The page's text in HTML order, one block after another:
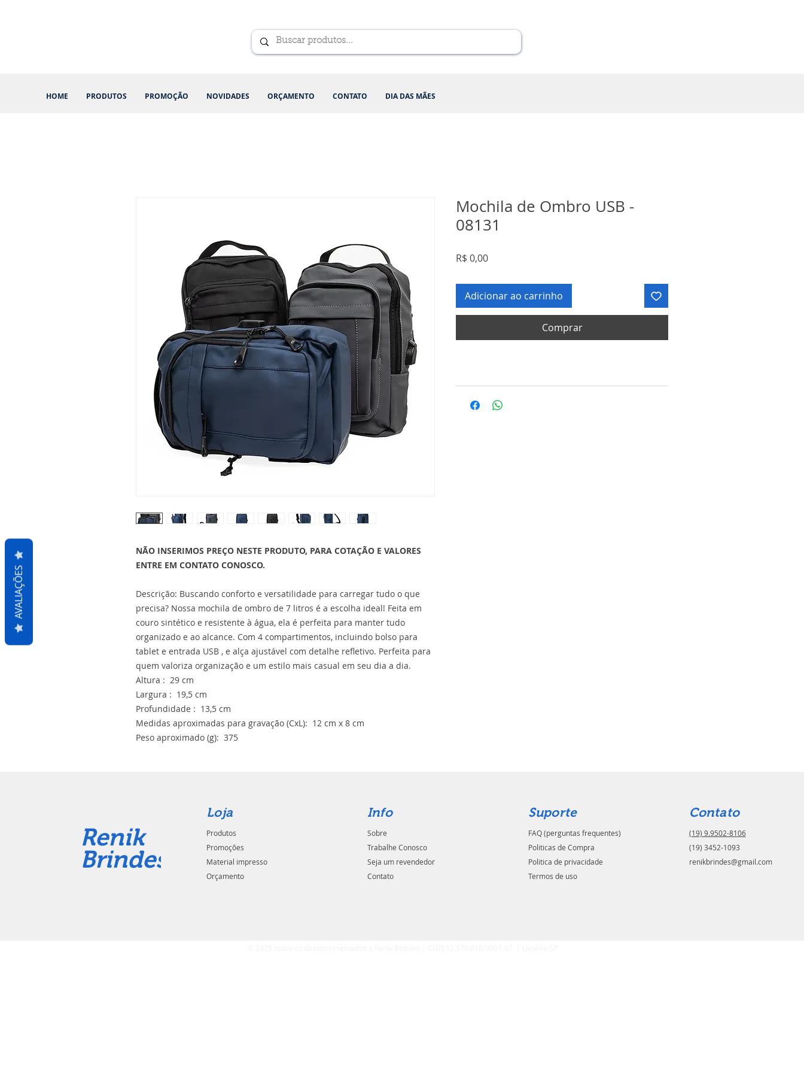
HOME PRODUTOS PROMOÇÃO NOVIDADES ORÇAMENTO CONTATO DIA DAS MÃES
NÃO INSERIMOS PREÇO NESTE PRODUTO, PARA COTAÇÃO E VALORES
ENTRE EM CONTATO CONOSCO.
Descrição: Buscando conforto e versatilidade para carregar tudo o que
precisa? Nossa mochila de ombro de 7 litros é a escolha ideal! Feita em
couro sintético e resistente à água, ela é perfeita para manter tudo
organizado e ao alcance. Com 4 compartimentos, incluindo bolso para
tablet e entrada USB , e alça ajustável com detalhe refletivo. Perfeita para
quem valoriza organização e um estilo mais casual em seu dia a dia.
Altura : 29 cm
Largura : 19,5 cm
Profundidade : 13,5 cm
Medidas aproximadas para gravação (CxL): 12 cm x 8 cm
Peso aproximado (g): 375
Mochila de Ombro USB -
08131
R$ 0,00Preço
Adicionar ao carrinho
Comprar
Renik
Brindes
Loja
Produtos
Promoções
Material impresso
Orçamento
Info
Sobre
Trabalhe Conosco
Seja um revendedor
Contato
Suporte
FAQ (perguntas frequentes)
Politicas de Compra
Politica de privacidade
Termos de uso
Contato
(19) 9.9502-8106
(19) 3452-1093
renikbrindes@gmail.com
AVALIAÇÕES